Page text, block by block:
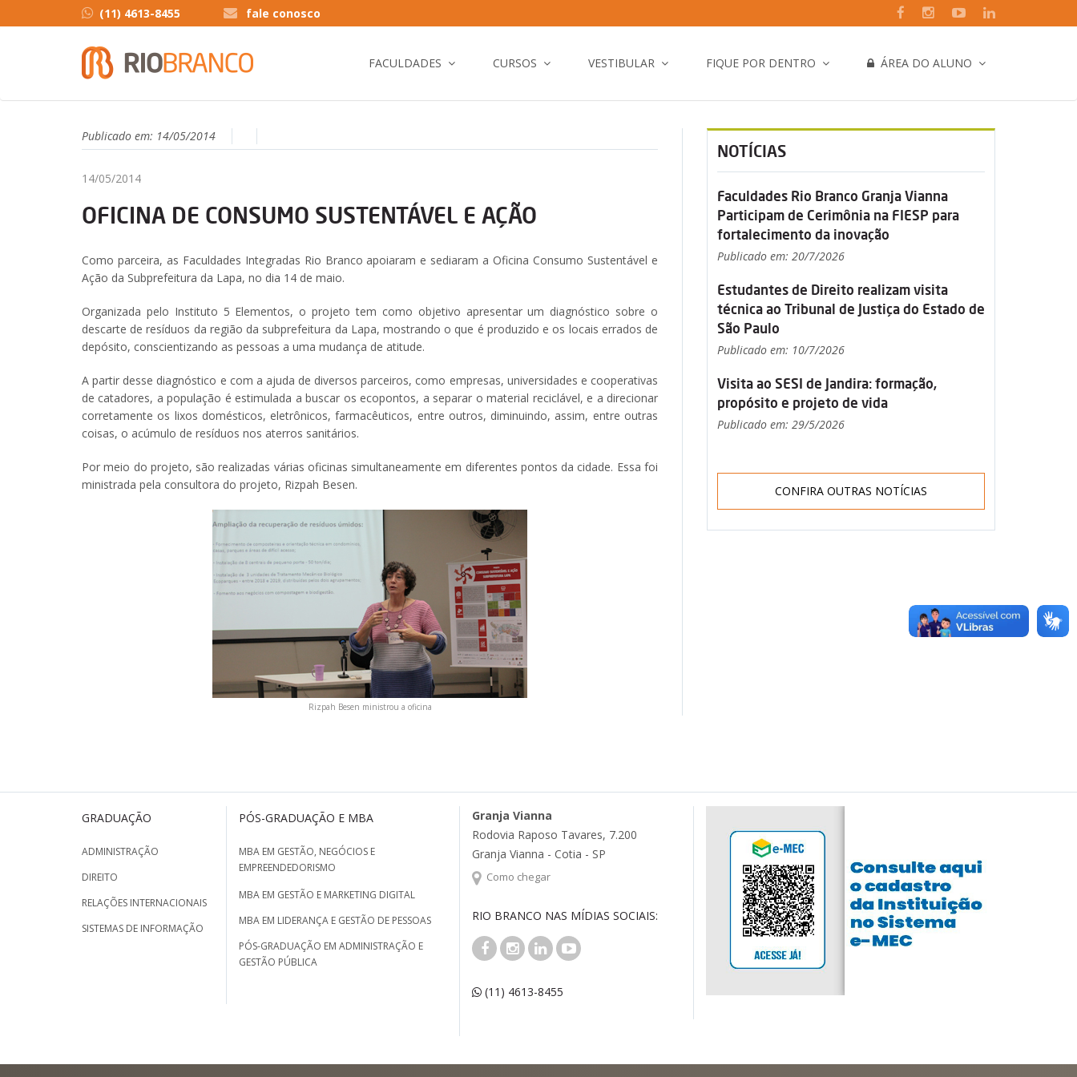
(11) 4613-8455 fale conosco
FACULDADES CURSOS VESTIBULAR FIQUE POR DENTRO ÁREA DO ALUNO
Publicado em: 14/05/2014
14/05/2014
OFICINA DE CONSUMO SUSTENTÁVEL E AÇÃO
Como parceira, as Faculdades Integradas Rio Branco apoiaram e sediaram a Oficina Consumo Sustentável e
Ação da Subprefeitura da Lapa, no dia 14 de maio.
Organizada pelo Instituto 5 Elementos, o projeto tem como objetivo apresentar um diagnóstico sobre o
descarte de resíduos da região da subprefeitura da Lapa, mostrando o que é produzido e os locais errados de
depósito, conscientizando as pessoas a uma mudança de atitude.
A partir desse diagnóstico e com a ajuda de diversos parceiros, como empresas, universidades e cooperativas
de catadores, a população é estimulada a buscar os ecopontos, a separar o material reciclável, e a direcionar
corretamente os lixos domésticos, eletrônicos, farmacêuticos, entre outros, diminuindo, assim, entre outras
coisas, o acúmulo de resíduos nos aterros sanitários.
Por meio do projeto, são realizadas várias oficinas simultaneamente em diferentes pontos da cidade. Essa foi
ministrada pela consultora do projeto, Rizpah Besen.
Rizpah Besen ministrou a oficina
NOTÍCIAS
Faculdades Rio Branco Granja Vianna
Participam de Cerimônia na FIESP para
fortalecimento da inovação
Publicado em: 20/7/2026
Estudantes de Direito realizam visita
técnica ao Tribunal de Justiça do Estado de
São Paulo
Publicado em: 10/7/2026
Visita ao SESI de Jandira: formação,
propósito e projeto de vida
Publicado em: 29/5/2026
CONFIRA OUTRAS NOTÍCIAS
GRADUAÇÃO
ADMINISTRAÇÃO
DIREITO
RELAÇÕES INTERNACIONAIS
SISTEMAS DE INFORMAÇÃO
PÓS-GRADUAÇÃO E MBA
MBA EM GESTÃO, NEGÓCIOS E
EMPREENDEDORISMO
MBA EM GESTÃO E MARKETING DIGITAL
MBA EM LIDERANÇA E GESTÃO DE PESSOAS
PÓS-GRADUAÇÃO EM ADMINISTRAÇÃO E
GESTÃO PÚBLICA
Granja Vianna
Rodovia Raposo Tavares, 7.200
Granja Vianna - Cotia - SP
Como chegar
RIO BRANCO NAS MÍDIAS SOCIAIS:
(11) 4613-8455